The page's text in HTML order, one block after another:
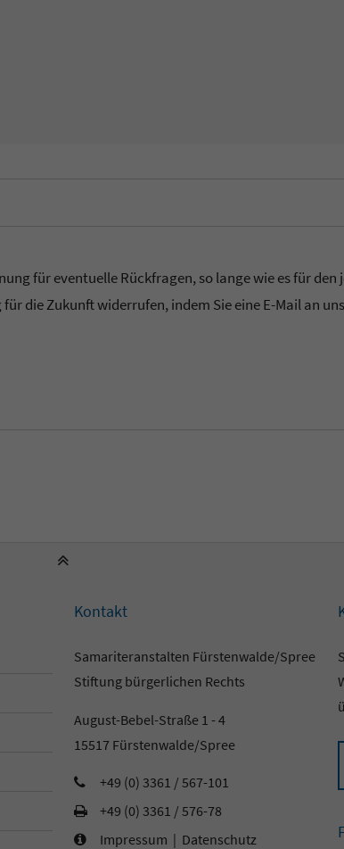
für eventuelle Rückfragen, so lange wie es für
die Zukunft widerrufen, indem Sie eine E-Mail an
Kontakt
Samariteranstalten Fürstenwalde/Spree
Stiftung bürgerlichen Rechts
August-Bebel-Straße 1 - 4
15517 Fürstenwalde/Spree
+49 (0) 3361 / 567-101
+49 (0) 3361 / 576-78
Impressum | Datenschutz